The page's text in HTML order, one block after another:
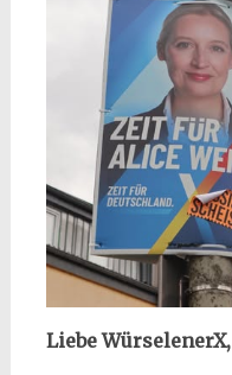
Liebe WürselenerX,